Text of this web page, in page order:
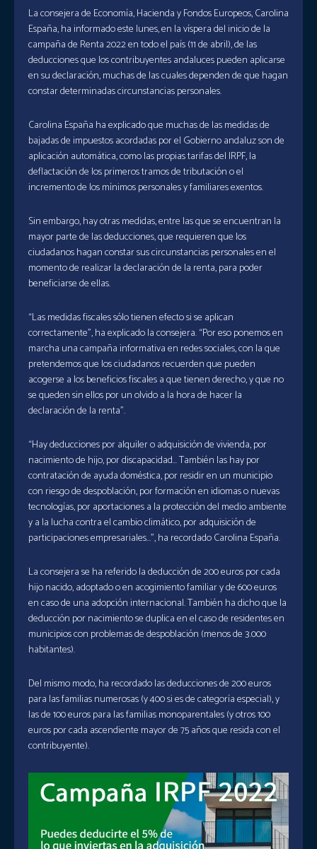
La consejera de Economía, Hacienda y Fondos Europeos, Carolina
España, ha informado este lunes, en la víspera del inicio de la
campaña de Renta 2022 en todo el país (11 de abril), de las
deducciones que los contribuyentes andaluces pueden aplicarse
en su declaración, muchas de las cuales dependen de que hagan
constar determinadas circunstancias personales.
Carolina España ha explicado que muchas de las medidas de
bajadas de impuestos acordadas por el Gobierno andaluz son de
aplicación automática, como las propias tarifas del IRPF, la
deflactación de los primeros tramos de tributación o el
incremento de los mínimos personales y familiares exentos.
Sin embargo, hay otras medidas, entre las que se encuentran la
mayor parte de las deducciones, que requieren que los
ciudadanos hagan constar sus circunstancias personales en el
momento de realizar la declaración de la renta, para poder
beneficiarse de ellas.
“Las medidas fiscales sólo tienen efecto si se aplican
correctamente”, ha explicado la consejera. “Por eso ponemos en
marcha una campaña informativa en redes sociales, con la que
pretendemos que los ciudadanos recuerden que pueden
acogerse a los beneficios fiscales a que tienen derecho, y que no
se queden sin ellos por un olvido a la hora de hacer la
declaración de la renta”.
“Hay deducciones por alquiler o adquisición de vivienda, por
nacimiento de hijo, por discapacidad… También las hay por
contratación de ayuda doméstica, por residir en un municipio
con riesgo de despoblación, por formación en idiomas o nuevas
tecnologías, por aportaciones a la protección del medio ambiente
y a la lucha contra el cambio climático, por adquisición de
participaciones empresariales…”, ha recordado Carolina España.
La consejera se ha referido la deducción de 200 euros por cada
hijo nacido, adoptado o en acogimiento familiar y de 600 euros
en caso de una adopción internacional. También ha dicho que la
deducción por nacimiento se duplica en el caso de residentes en
municipios con problemas de despoblación (menos de 3.000
habitantes).
Del mismo modo, ha recordado las deducciones de 200 euros
para las familias numerosas (y 400 si es de categoría especial), y
las de 100 euros para las familias monoparentales (y otros 100
euros por cada ascendiente mayor de 75 años que resida con el
contribuyente).